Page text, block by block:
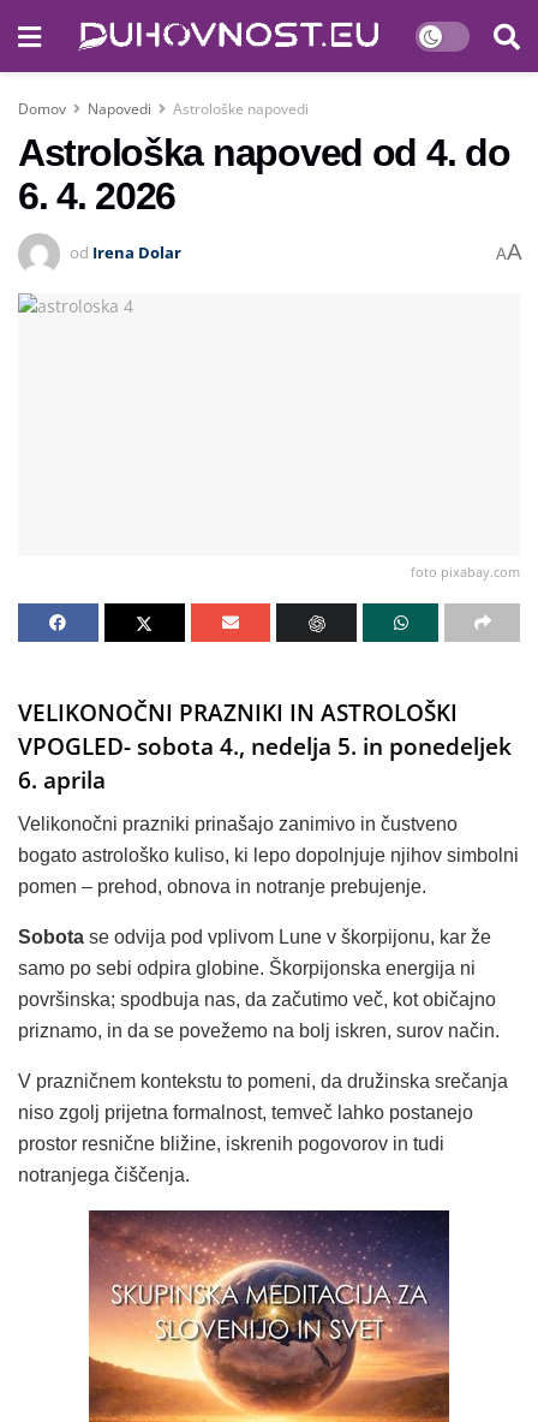
Domov Napovedi Astrološke napovedi
Astrološka napoved od 4. do
6. 4. 2026
od Irena Dolar AA
foto pixabay.com
VELIKONOČNI PRAZNIKI IN ASTROLOŠKI
VPOGLED- sobota 4., nedelja 5. in ponedeljek
6. aprila
Velikonočni prazniki prinašajo zanimivo in čustveno
bogato astrološko kuliso, ki lepo dopolnjuje njihov simbolni
pomen – prehod, obnova in notranje prebujenje.
Sobota se odvija pod vplivom Lune v škorpijonu, kar že
samo po sebi odpira globine. Škorpijonska energija ni
površinska; spodbuja nas, da začutimo več, kot običajno
priznamo, in da se povežemo na bolj iskren, surov način.
V prazničnem kontekstu to pomeni, da družinska srečanja
niso zgolj prijetna formalnost, temveč lahko postanejo
prostor resnične bližine, iskrenih pogovorov in tudi
notranjega čiščenja.